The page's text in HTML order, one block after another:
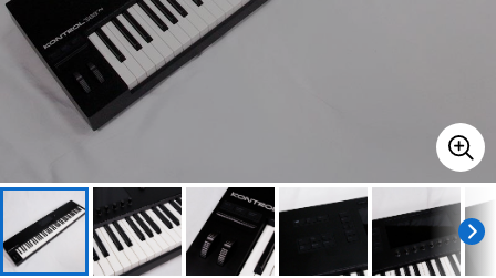
アンプ
DTM オンライン納品 レコーディング機器